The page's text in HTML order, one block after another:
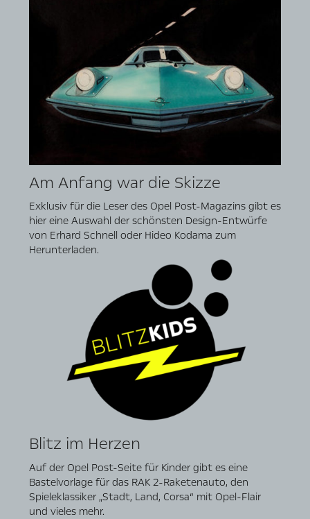
Am Anfang war die Skizze
Exklusiv für die Leser des Opel Post-Magazins gibt es
hier eine Auswahl der schönsten Design-Entwürfe
von Erhard Schnell oder Hideo Kodama zum
Herunterladen.
Blitz im Herzen
Auf der Opel Post-Seite für Kinder gibt es eine
Bastelvorlage für das RAK 2-Raketenauto, den
Spieleklassiker „Stadt, Land, Corsa“ mit Opel-Flair
und vieles mehr.